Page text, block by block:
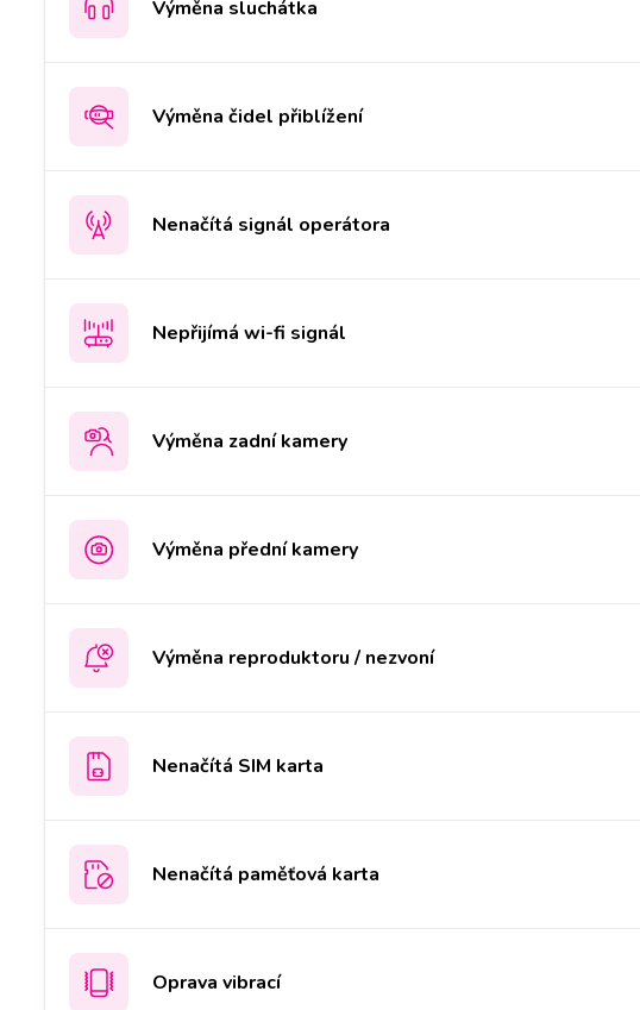
Výměna sluchátka
Výměna čidel přiblížení
Nenačítá signál operátora
Nepřijímá wi-fi signál
Výměna zadní kamery
Výměna přední kamery
Výměna reproduktoru / nezvoní
Nenačítá SIM karta
Nenačítá paměťová karta
Oprava vibrací